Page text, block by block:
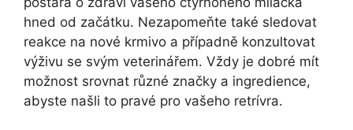
hned od začátku. Nezapomeňte také sledovat
reakce na nové krmivo a případně konzultovat
výživu se svým veterinářem. Vždy je dobré mít
možnost srovnat různé značky a ingredience,
abyste našli to pravé pro vašeho retrívra.